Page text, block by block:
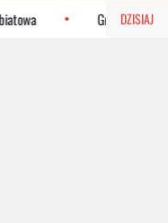
DZISIAJ
Gniewino: